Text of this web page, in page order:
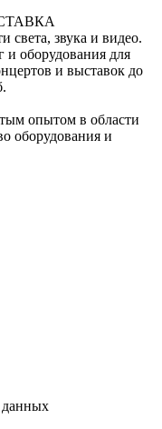
света, звука и видео.
оборудования для
и выставок до
опытом в области
оборудования и
данных